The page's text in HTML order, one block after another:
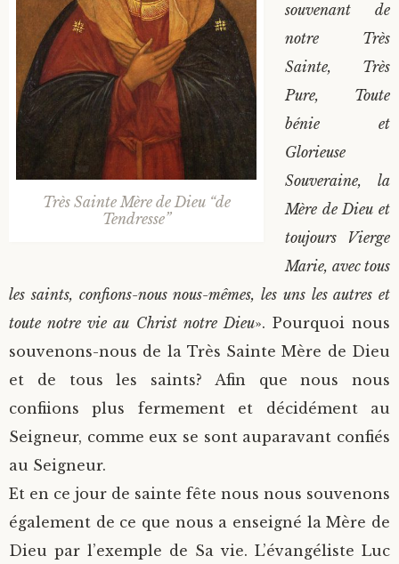
Très Sainte Mère de Dieu “de
Tendresse”
souvenant de
notre Très
Sainte, Très
Pure, Toute
bénie et
Glorieuse
Souveraine, la
Mère de Dieu et
toujours Vierge
Marie, avec tous
les saints, confions-nous nous-mêmes, les uns les autres et
toute notre vie au Christ notre Dieu». Pourquoi nous
souvenons-nous de la Très Sainte Mère de Dieu
et de tous les saints? Afin que nous nous
confiions plus fermement et décidément au
Seigneur, comme eux se sont auparavant confiés
au Seigneur.
Et en ce jour de sainte fête nous nous souvenons
également de ce que nous a enseigné la Mère de
Dieu par l’exemple de Sa vie. L’évangéliste Luc